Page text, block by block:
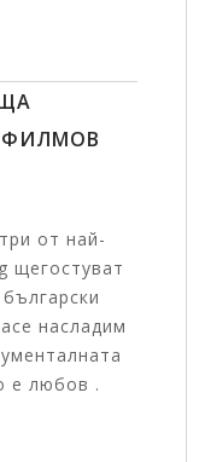
ФИЛМОВ
от най-
щегостуват
насладим
е любов .